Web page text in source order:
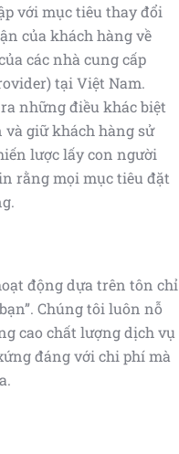
với mục tiêu thay đổi
của khách hàng về
các nhà cung cấp
tại Việt Nam.
những điều khác biệt
giữ khách hàng sử
lược lấy con người
rằng mọi mục tiêu đặt
động dựa trên tôn chỉ
Chúng tôi luôn nỗ
cao chất lượng dịch vụ
đáng với chi phí mà